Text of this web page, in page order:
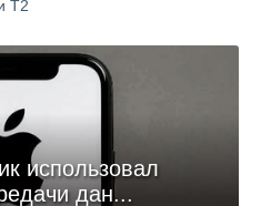
Т2
использовал
дан...